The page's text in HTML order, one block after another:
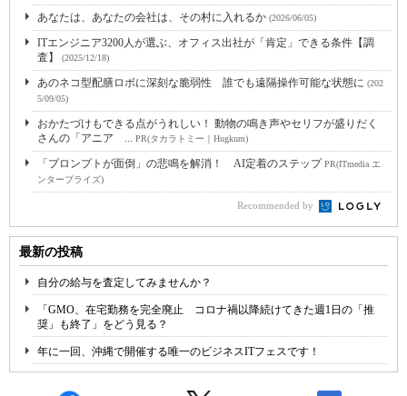
あなたは、あなたの会社は、その村に入れるか (2026/06/05)
ITエンジニア3200人が選ぶ、オフィス出社が「肯定」できる条件【調
査】
(2025/12/18)
あのネコ型配膳ロボに深刻な脆弱性 誰でも遠隔操作可能な状態に (202
5/09/05)
おかたづけもできる点がうれしい！ 動物の鳴き声やセリフが盛りだく
さんの「アニア ... PR(タカラトミー｜Hugkum)
「プロンプトが面倒」の悲鳴を解消！ AI定着のステップPR(ITmedia エ
ンタープライズ)
Recommended by
最新の投稿
自分の給与を査定してみませんか？
「GMO、在宅勤務を完全廃止 コロナ禍以降続けてきた週1日の「推
奨」も終了」をどう見る？
年に一回、沖縄で開催する唯一のビジネスITフェスです！